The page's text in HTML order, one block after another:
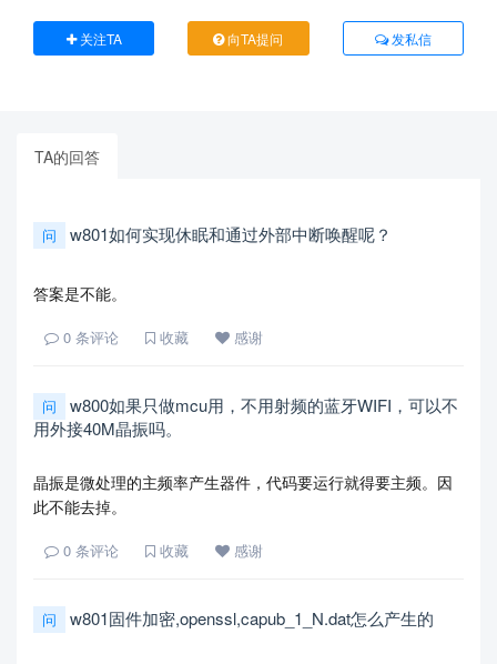
关注TA 向TA提问 发私信
TA的回答
问 w801如何实现休眠和通过外部中断唤醒呢？
答案是不能。
0 条评论 收藏 感谢
问
w800如果只做mcu用，不用射频的蓝牙WIFI，可以不
用外接40M晶振吗。
晶振是微处理的主频率产生器件，代码要运行就得要主频。因
此不能去掉。
0 条评论 收藏 感谢
问 w801固件加密,openssl,capub_1_N.dat怎么产生的